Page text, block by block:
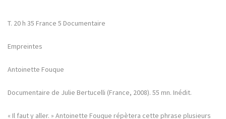
T. 20 h 35 France 5 Documentaire
Empreintes
Antoinette Fouque
Documentaire de Julie Bertucelli (France, 2008). 55 mn. Inédit.
« Il faut y aller. » Antoinette Fouque répètera cette phrase plusieurs